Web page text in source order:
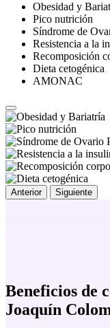
Obesidad y
Pico nutrición
Síndrome de
Resistencia a la
Recomposición
Dieta cetogénica
AMONAC
Anterior Siguiente
Beneficios de
Joaquín